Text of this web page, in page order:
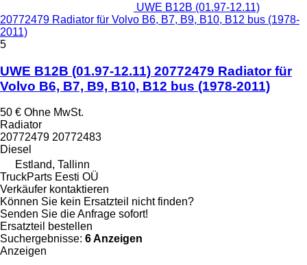
UWE B12B (01.97-12.11)
20772479 Radiator für Volvo B6, B7, B9, B10, B12 bus (1978-
2011)
5
UWE B12B (01.97-12.11) 20772479 Radiator für
Volvo B6, B7, B9, B10, B12 bus (1978-2011)
50 € Ohne MwSt.
Radiator
20772479 20772483
Diesel
Estland, Tallinn
TruckParts Eesti OÜ
Verkäufer kontaktieren
Können Sie kein Ersatzteil nicht finden?
Senden Sie die Anfrage sofort!
Ersatzteil bestellen
Suchergebnisse: 6 Anzeigen
Anzeigen